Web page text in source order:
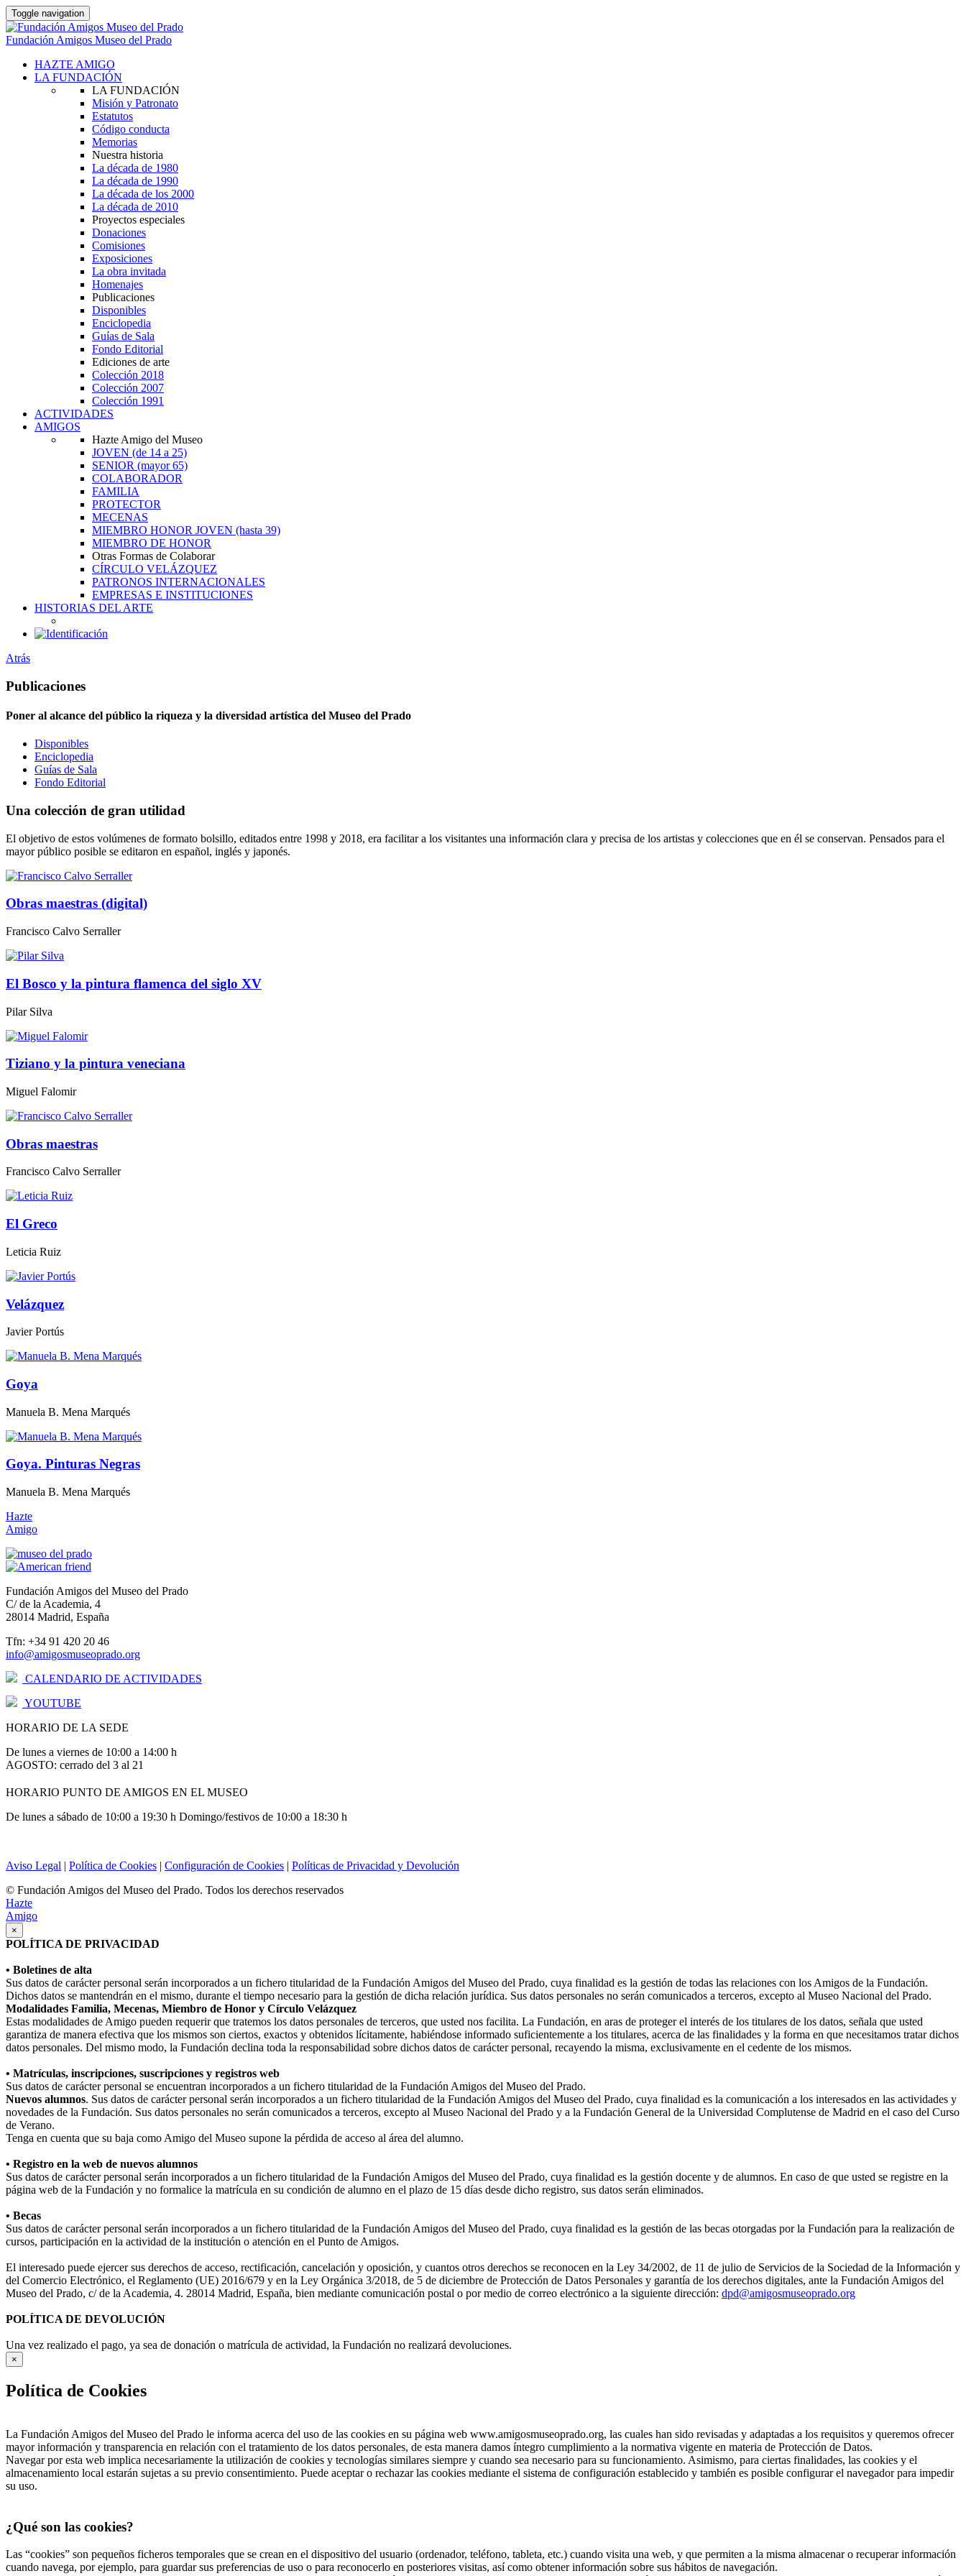
Toggle navigation
Fundación Amigos Museo del Prado
HAZTE AMIGO
LA FUNDACIÓN
LA FUNDACIÓN
Misión y Patronato
Estatutos
Código conducta
Memorias
Nuestra historia
La década de 1980
La década de 1990
La década de los 2000
La década de 2010
Proyectos especiales
Donaciones
Comisiones
Exposiciones
La obra invitada
Homenajes
Publicaciones
Disponibles
Enciclopedia
Guías de Sala
Fondo Editorial
Ediciones de arte
Colección 2018
Colección 2007
Colección 1991
ACTIVIDADES
AMIGOS
Hazte Amigo del Museo
JOVEN (de 14 a 25)
SENIOR (mayor 65)
COLABORADOR
FAMILIA
PROTECTOR
MECENAS
MIEMBRO HONOR JOVEN (hasta 39)
MIEMBRO DE HONOR
Otras Formas de Colaborar
CÍRCULO VELÁZQUEZ
PATRONOS INTERNACIONALES
EMPRESAS E INSTITUCIONES
HISTORIAS DEL ARTE
Atrás
Publicaciones
Poner al alcance del público la riqueza y la diversidad artística del Museo del Prado
Disponibles
Enciclopedia
Guías de Sala
Fondo Editorial
Una colección de gran utilidad
El objetivo de estos volúmenes de formato bolsillo, editados entre 1998 y 2018, era facilitar a los visitantes una información clara y precisa de los artistas y colecciones que en él se conservan. Pensados para el
mayor público posible se editaron en español, inglés y japonés.
Obras maestras (digital)
Francisco Calvo Serraller
El Bosco y la pintura flamenca del siglo XV
Pilar Silva
Tiziano y la pintura veneciana
Miguel Falomir
Obras maestras
Francisco Calvo Serraller
El Greco
Leticia Ruiz
Velázquez
Javier Portús
Goya
Manuela B. Mena Marqués
Goya. Pinturas Negras
Manuela B. Mena Marqués
Hazte
Amigo
Fundación Amigos del Museo del Prado
C/ de la Academia, 4
28014 Madrid, España
Tfn: +34 91 420 20 46
info@amigosmuseoprado.org
CALENDARIO DE ACTIVIDADES
YOUTUBE
HORARIO DE LA SEDE
De lunes a viernes de 10:00 a 14:00 h
AGOSTO: cerrado del 3 al 21
HORARIO PUNTO DE AMIGOS EN EL MUSEO
De lunes a sábado de 10:00 a 19:30 h Domingo/festivos de 10:00 a 18:30 h
Aviso Legal | Política de Cookies | Configuración de Cookies | Políticas de Privacidad y Devolución
© Fundación Amigos del Museo del Prado. Todos los derechos reservados
Hazte
Amigo
×
POLÍTICA DE PRIVACIDAD
• Boletines de alta
Sus datos de carácter personal serán incorporados a un fichero titularidad de la Fundación Amigos del Museo del Prado, cuya finalidad es la gestión de todas las relaciones con los Amigos de la Fundación.
Dichos datos se mantendrán en el mismo, durante el tiempo necesario para la gestión de dicha relación jurídica. Sus datos personales no serán comunicados a terceros, excepto al Museo Nacional del Prado.
Modalidades Familia, Mecenas, Miembro de Honor y Círculo Velázquez
Estas modalidades de Amigo pueden requerir que tratemos los datos personales de terceros, que usted nos facilita. La Fundación, en aras de proteger el interés de los titulares de los datos, señala que usted
garantiza de manera efectiva que los mismos son ciertos, exactos y obtenidos lícitamente, habiéndose informado suficientemente a los titulares, acerca de las finalidades y la forma en que necesitamos tratar dichos
datos personales. Del mismo modo, la Fundación declina toda la responsabilidad sobre dichos datos de carácter personal, recayendo la misma, exclusivamente en el cedente de los mismos.
• Matrículas, inscripciones, suscripciones y registros web
Sus datos de carácter personal se encuentran incorporados a un fichero titularidad de la Fundación Amigos del Museo del Prado.
Nuevos alumnos. Sus datos de carácter personal serán incorporados a un fichero titularidad de la Fundación Amigos del Museo del Prado, cuya finalidad es la comunicación a los interesados en las actividades y
novedades de la Fundación. Sus datos personales no serán comunicados a terceros, excepto al Museo Nacional del Prado y a la Fundación General de la Universidad Complutense de Madrid en el caso del Curso
de Verano.
Tenga en cuenta que su baja como Amigo del Museo supone la pérdida de acceso al área del alumno.
• Registro en la web de nuevos alumnos
Sus datos de carácter personal serán incorporados a un fichero titularidad de la Fundación Amigos del Museo del Prado, cuya finalidad es la gestión docente y de alumnos. En caso de que usted se registre en la
página web de la Fundación y no formalice la matrícula en su condición de alumno en el plazo de 15 días desde dicho registro, sus datos serán eliminados.
• Becas
Sus datos de carácter personal serán incorporados a un fichero titularidad de la Fundación Amigos del Museo del Prado, cuya finalidad es la gestión de las becas otorgadas por la Fundación para la realización de
cursos, participación en la actividad de la institución o atención en el Punto de Amigos.
El interesado puede ejercer sus derechos de acceso, rectificación, cancelación y oposición, y cuantos otros derechos se reconocen en la Ley 34/2002, de 11 de julio de Servicios de la Sociedad de la Información y
del Comercio Electrónico, el Reglamento (UE) 2016/679 y en la Ley Orgánica 3/2018, de 5 de diciembre de Protección de Datos Personales y garantía de los derechos digitales, ante la Fundación Amigos del
Museo del Prado, c/ de la Academia, 4. 28014 Madrid, España, bien mediante comunicación postal o por medio de correo electrónico a la siguiente dirección: dpd@amigosmuseoprado.org
POLÍTICA DE DEVOLUCIÓN
Una vez realizado el pago, ya sea de donación o matrícula de actividad, la Fundación no realizará devoluciones.
×
Política de Cookies
La Fundación Amigos del Museo del Prado le informa acerca del uso de las cookies en su página web www.amigosmuseoprado.org, las cuales han sido revisadas y adaptadas a los requisitos y queremos ofrecer
mayor información y transparencia en relación con el tratamiento de los datos personales, de esta manera damos íntegro cumplimiento a la normativa vigente en materia de Protección de Datos.
Navegar por esta web implica necesariamente la utilización de cookies y tecnologías similares siempre y cuando sea necesario para su funcionamiento. Asimismo, para ciertas finalidades, las cookies y el
almacenamiento local estarán sujetas a su previo consentimiento. Puede aceptar o rechazar las cookies mediante el sistema de configuración establecido y también es posible configurar el navegador para impedir
su uso.
¿Qué son las cookies?
Las “cookies” son pequeños ficheros temporales que se crean en el dispositivo del usuario (ordenador, teléfono, tableta, etc.) cuando visita una web, y que permiten a la misma almacenar o recuperar información
cuando navega, por ejemplo, para guardar sus preferencias de uso o para reconocerlo en posteriores visitas, así como obtener información sobre sus hábitos de navegación.